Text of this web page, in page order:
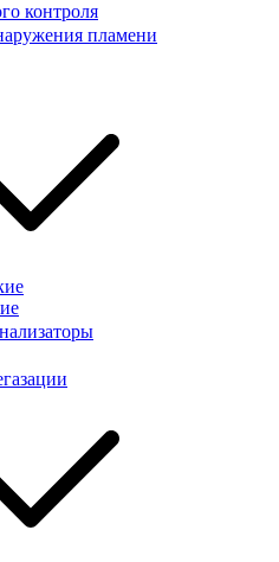
контроля
пламени